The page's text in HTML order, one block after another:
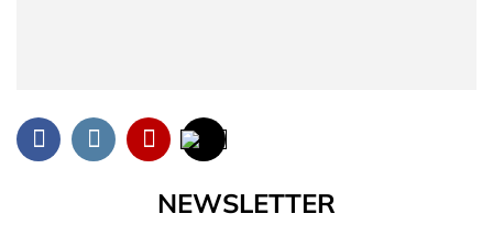
NEWSLETTER